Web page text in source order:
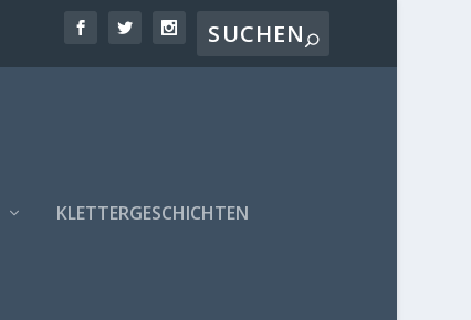
KLETTERGESCHICHTEN